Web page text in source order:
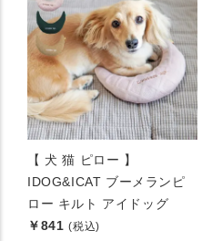
【 犬 猫 ピロー 】
IDOG&ICAT ブーメランピ
ロー キルト アイドッグ
￥841 (税込)